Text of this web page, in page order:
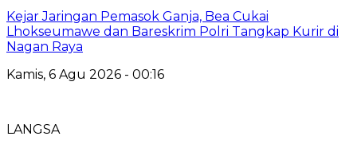
Kejar Jaringan Pemasok Ganja, Bea Cukai
Lhokseumawe dan Bareskrim Polri Tangkap Kurir di
Nagan Raya
Kamis, 6 Agu 2026 - 00:16
LANGSA